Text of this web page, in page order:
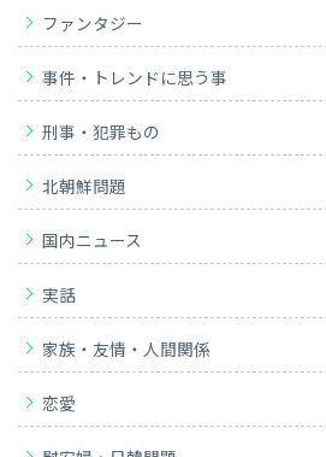
ファンタジー
事件・トレンドに思う事
刑事・犯罪もの
北朝鮮問題
国内ニュース
実話
家族・友情・人間関係
恋愛